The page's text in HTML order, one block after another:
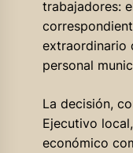
trabajadores:
extraordinario
personal
La decisión,
Ejecutivo
económico